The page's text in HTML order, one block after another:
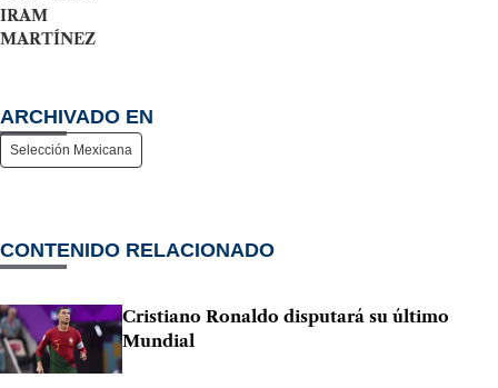
IRAM
MARTÍNEZ
ARCHIVADO EN
Selección Mexicana
CONTENIDO RELACIONADO
Cristiano Ronaldo disputará su último
Mundial